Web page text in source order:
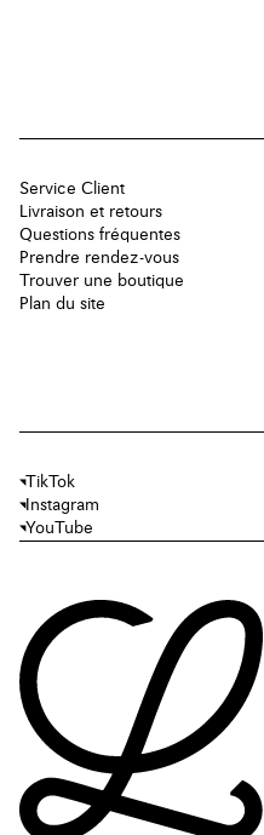
Service Client
Livraison et retours
Questions fréquentes
Prendre rendez-vous
Trouver une boutique
Plan du site
TikTok
Instagram
YouTube